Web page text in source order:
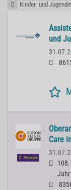
Kinder- und
und
Premium
Care
Jahr